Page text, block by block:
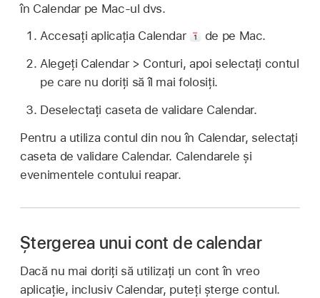
în Calendar pe Mac-ul dvs.
Accesați aplicația Calendar
de pe Mac.
Alegeți Calendar > Conturi, apoi selectați contul
pe care nu doriți să îl mai folosiți.
Deselectați caseta de validare Calendar.
Pentru a utiliza contul din nou în Calendar, selectați
caseta de validare Calendar. Calendarele și
evenimentele contului reapar.
Ștergerea unui cont de calendar
Dacă nu mai doriți să utilizați un cont în vreo
aplicație, inclusiv Calendar, puteți șterge contul.